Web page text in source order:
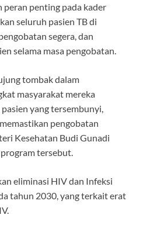
penting pada kader
seluruh pasien TB di
segera, dan
selama masa pengobatan.
tombak dalam
masyarakat mereka
yang tersembunyi,
pengobatan
Kesehatan Budi Gunadi
tersebut.
eliminasi HIV dan Infeksi
tahun 2030, yang terkait erat